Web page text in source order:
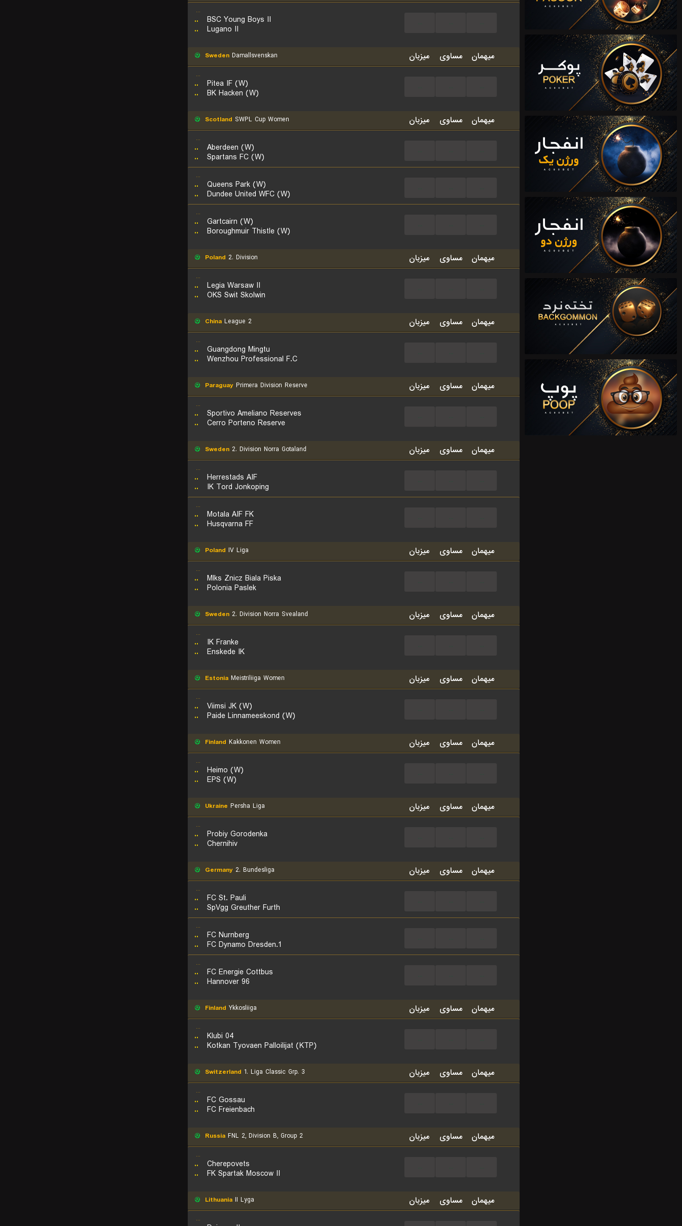
...
.. BSC Young Boys II
.. Lugano II
Sweden Damallsvenskan میزبان مساوی میهمان
...
.. Pitea IF (W)
.. BK Hacken (W)
Scotland SWPL Cup Women میزبان مساوی میهمان
...
.. Aberdeen (W)
.. Spartans FC (W)
...
.. Queens Park (W)
.. Dundee United WFC (W)
...
.. Gartcairn (W)
.. Boroughmuir Thistle (W)
Poland 2. Division میزبان مساوی میهمان
...
.. Legia Warsaw II
.. OKS Swit Skolwin
China League 2 میزبان مساوی میهمان
...
.. Guangdong Mingtu
.. Wenzhou Professional F.C
Paraguay Primera Division Reserve میزبان مساوی میهمان
...
.. Sportivo Ameliano Reserves
.. Cerro Porteno Reserve
Sweden 2. Division Norra Gotaland میزبان مساوی میهمان
...
.. Herrestads AIF
.. IK Tord Jonkoping
...
.. Motala AIF FK
.. Husqvarna FF
Poland IV Liga میزبان مساوی میهمان
...
.. Mlks Znicz Biala Piska
.. Polonia Paslek
Sweden 2. Division Norra Svealand میزبان مساوی میهمان
...
.. IK Franke
.. Enskede IK
Estonia Meistriliiga Women میزبان مساوی میهمان
...
.. Viimsi JK (W)
.. Paide Linnameeskond (W)
Finland Kakkonen Women میزبان مساوی میهمان
...
.. Heimo (W)
.. EPS (W)
Ukraine Persha Liga میزبان مساوی میهمان
...
.. Probiy Gorodenka
.. Chernihiv
Germany 2. Bundesliga میزبان مساوی میهمان
...
.. FC St. Pauli
.. SpVgg Greuther Furth
...
.. FC Nurnberg
.. 1.FC Dynamo Dresden
...
.. FC Energie Cottbus
.. Hannover 96
Finland Ykkosliiga میزبان مساوی میهمان
...
.. Klubi 04
.. Kotkan Tyovaen Palloilijat (KTP)
Switzerland 1. Liga Classic Grp. 3 میزبان مساوی میهمان
...
.. FC Gossau
.. FC Freienbach
Russia FNL 2, Division B, Group 2 میزبان مساوی میهمان
...
.. Cherepovets
.. FK Spartak Moscow II
Lithuania II Lyga میزبان مساوی میهمان
...